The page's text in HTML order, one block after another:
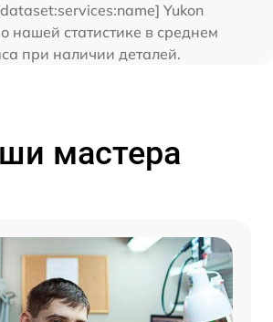
Yukon
нашей статистике в среднем
при наличии деталей.
мастера